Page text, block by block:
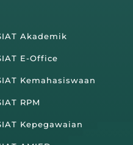
Akademik
E-Office
Kemahasiswaan
RPM
Kepegawaian